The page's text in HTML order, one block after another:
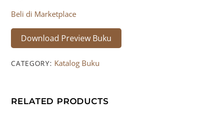
Beli di Marketplace
Download Preview Buku
CATEGORY: Katalog Buku
RELATED PRODUCTS